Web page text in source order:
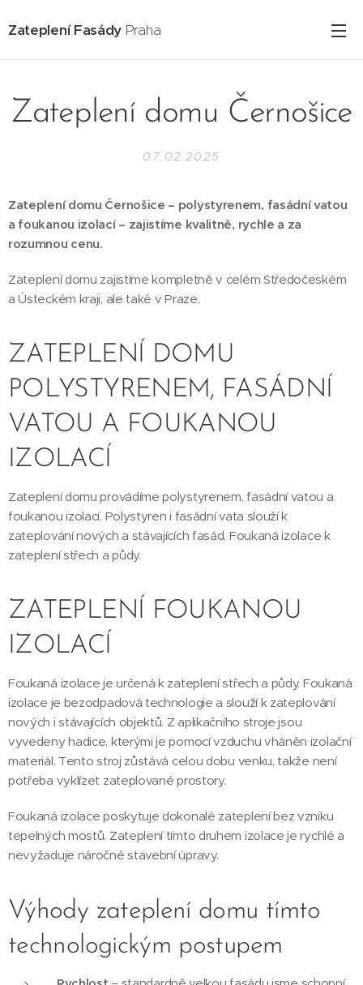
Zateplení Fasády Praha
Zateplení domu Černošice
07.02.2025
Zateplení domu Černošice – polystyrenem, fasádní vatou
a foukanou izolací – zajistíme kvalitně, rychle a za
rozumnou cenu.
Zateplení domu zajistíme kompletně v celém Středočeském
a Ústeckém kraji, ale také v Praze.
ZATEPLENÍ DOMU
POLYSTYRENEM, FASÁDNÍ
VATOU A FOUKANOU
IZOLACÍ
Zateplení domu provádíme polystyrenem, fasádní vatou a
foukanou izolací. Polystyren i fasádní vata slouží k
zateplování nových a stávajících fasád. Foukaná izolace k
zateplení střech a půdy.
ZATEPLENÍ FOUKANOU
IZOLACÍ
Foukaná izolace je určená k zateplení střech a půdy. Foukaná
izolace je bezodpadová technologie a slouží k zateplování
nových i stávajících objektů. Z aplikačního stroje jsou
vyvedeny hadice, kterými je pomocí vzduchu vháněn izolační
materiál. Tento stroj zůstává celou dobu venku, takže není
potřeba vyklízet zateplované prostory.
Foukaná izolace poskytuje dokonalé zateplení bez vzniku
tepelných mostů. Zateplení tímto druhem izolace je rychlé a
nevyžaduje náročné stavební úpravy.
Výhody zateplení domu tímto
technologickým postupem